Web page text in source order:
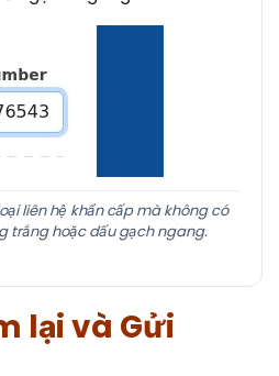
liên hệ khẩn cấp mà không có
trắng hoặc dấu gạch ngang.
lại và Gửi